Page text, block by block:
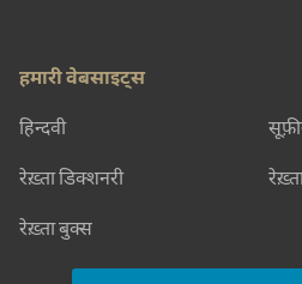
हमारी वेबसाइट्स
हिन्दवी
रेख़्ता डिक्शनरी
रेख़्ता बुक्स